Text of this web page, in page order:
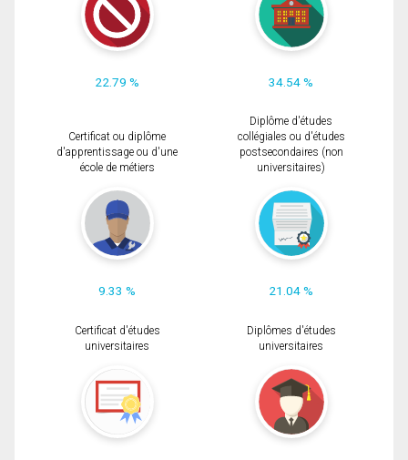
22.79 % 34.54 %
Certificat ou diplôme
d'apprentissage ou d'une
école de métiers
9.33 %
Diplôme d'études
collégiales ou d'études
postsecondaires (non
universitaires)
21.04 %
Certificat d'études
universitaires
Diplômes d'études
universitaires